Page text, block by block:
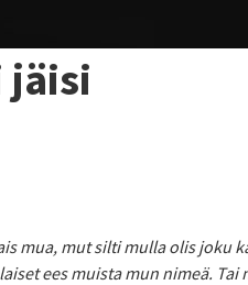
jäisi
mua, mut silti mulla olis joku
ees muista mun nimeä. Tai